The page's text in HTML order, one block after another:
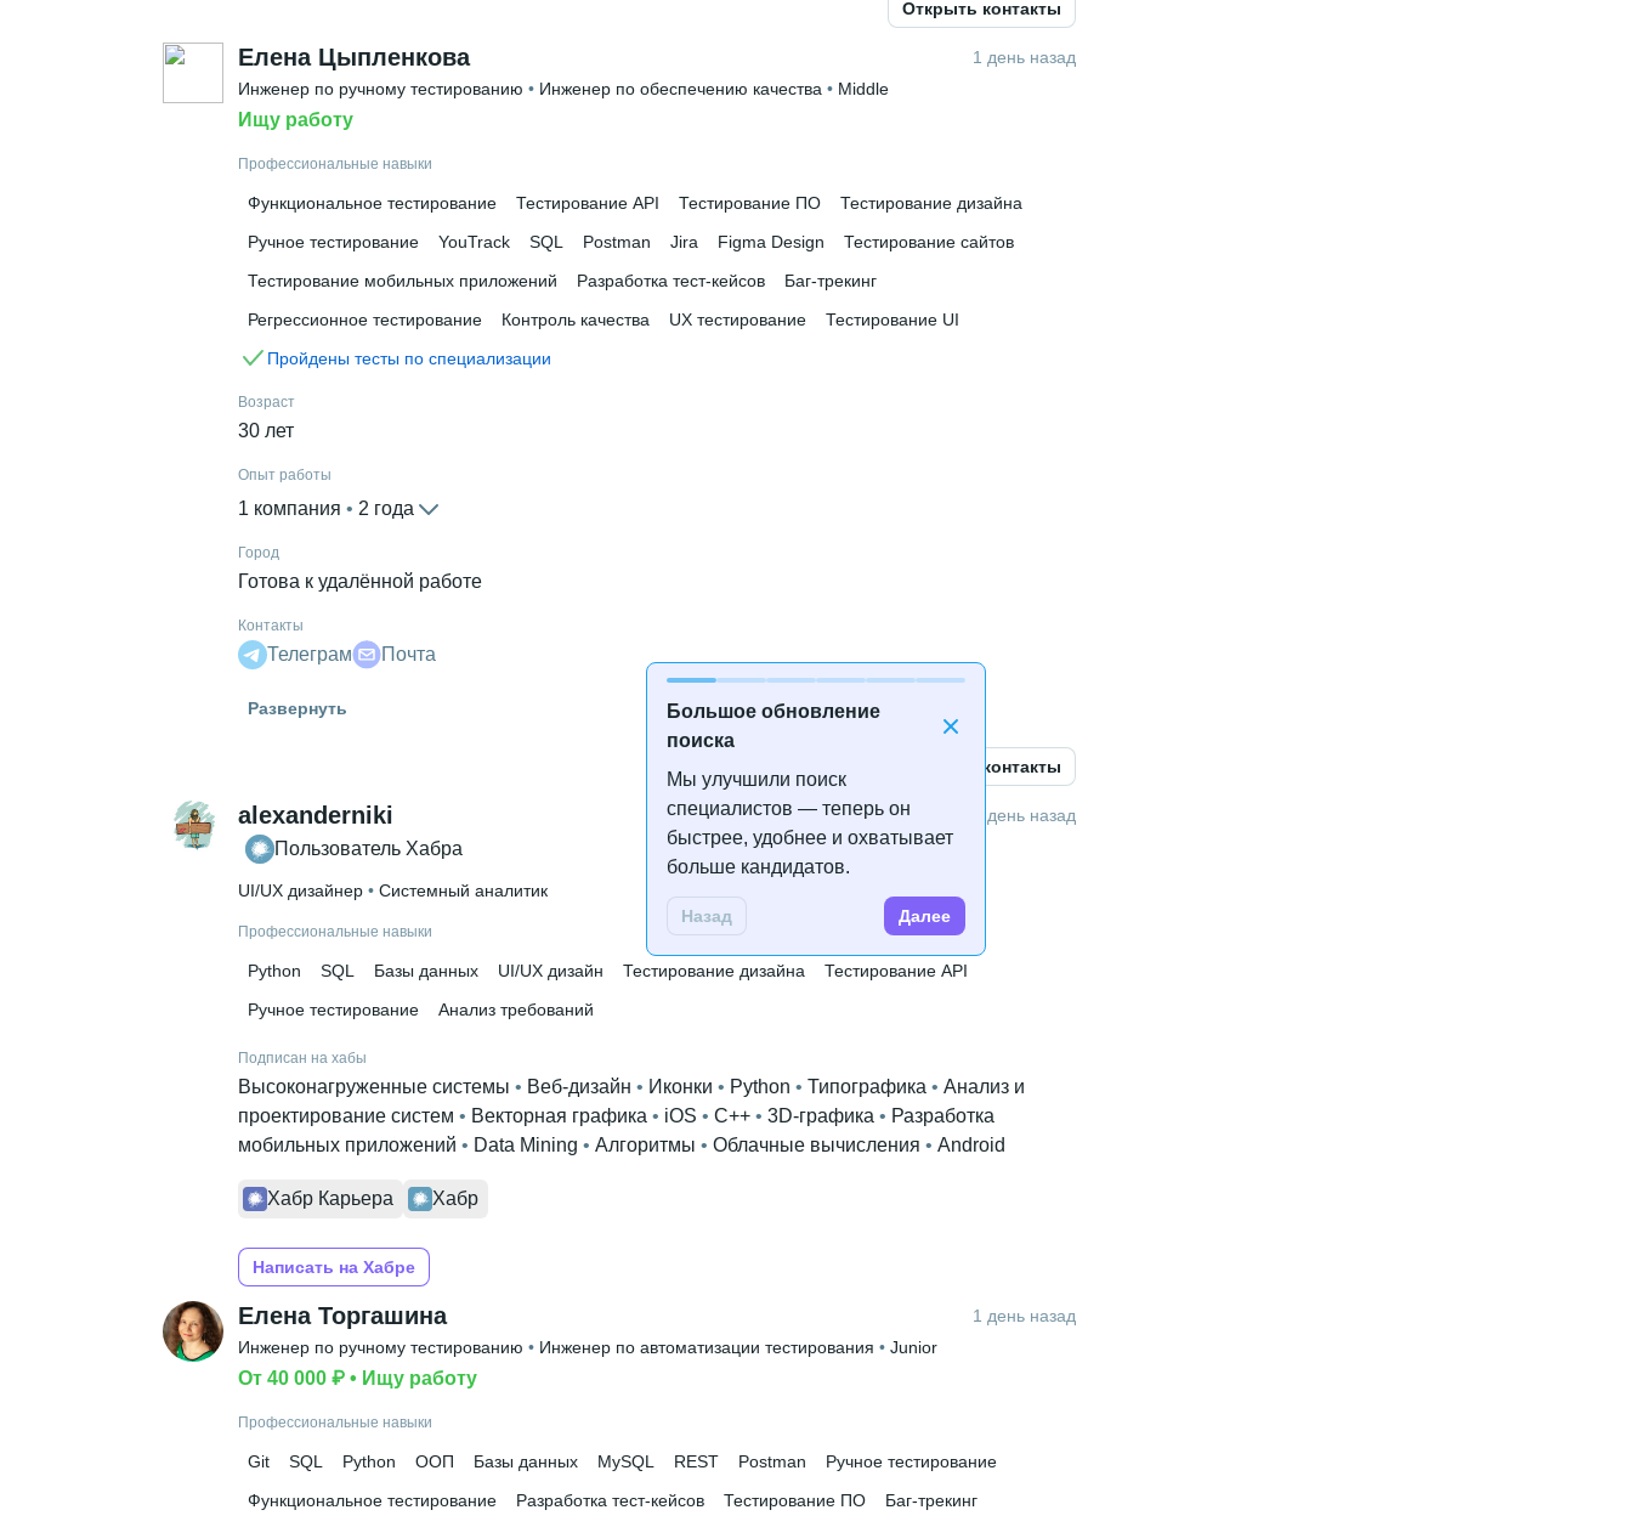
Большое обновление
поиска
Мы улучшили поиск
специалистов — теперь он
быстрее, удобнее и охватывает
больше кандидатов.
Назад Далее
Дополнительное образование
MIT
Открыть контакты
Елена Цыпленкова
1 день назад
Инженер по ручному тестированию • Инженер по обеспечению качества • Middle
Ищу работу
Профессиональные навыки
Функциональное тестирование Тестирование API Тестирование ПО
Тестирование дизайна
Ручное тестирование
YouTrack SQL Postman Jira Figma Design
Тестирование сайтов
Тестирование мобильных приложений
Разработка тест-кейсов
Баг-трекинг
Регрессионное тестирование
Контроль качества UX тестирование
Тестирование UI
Пройдены тесты по специализации
Возраст
30 лет
Опыт работы
1 компания 2 года
Город
Готова к удалённой работе
Контакты
Телеграм Почта
Высшее образование
1 год и 10 месяцев
Развернуть
Открыть контакты
alexanderniki 1 день назад
Пользователь Хабра
UI/UX дизайнер • Системный аналитик
Профессиональные навыки
Python SQL Базы данных UI/UX дизайн Тестирование дизайна
Тестирование API
Ручное тестирование
Анализ требований
Подписан на хабы
Высоконагруженные системы • Веб-дизайн • Иконки • Python • Типографика • Анализ и
проектирование систем • Векторная графика • iOS • C++ • 3D-графика • Разработка
мобильных приложений • Data Mining • Алгоритмы • Облачные вычисления • Android
Хабр Карьера Хабр
Написать на Хабре
Елена Торгашина
1 день назад
Инженер по ручному тестированию • Инженер по автоматизации тестирования • Junior
От 40 000 ₽ • Ищу работу
Профессиональные навыки
Git SQL Python ООП Базы данных MySQL REST Postman
Ручное тестирование
Функциональное тестирование
Разработка тест-кейсов Тестирование ПО
Баг-трекинг